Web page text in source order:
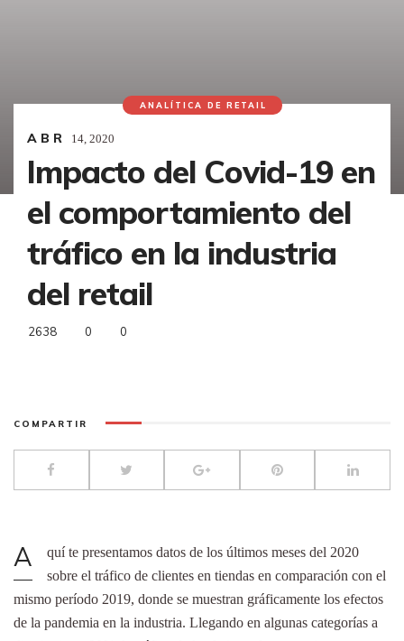
ANALÍTICA DE RETAIL
ABR 14, 2020
Impacto del Covid-19 en
el comportamiento del
tráfico en la industria
del retail
2638 0 0
COMPARTIR
A
quí te presentamos datos de los últimos meses del 2020
sobre el tráfico de clientes en tiendas en comparación con el
mismo período 2019, donde se muestran gráficamente los efectos
de la pandemia en la industria. Llegando en algunas categorías a